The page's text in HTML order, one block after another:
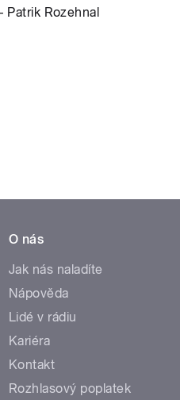
Patrik Rozehnal
O nás
Jak nás naladíte
Nápověda
Lidé v rádiu
Kariéra
Kontakt
Rozhlasový poplatek